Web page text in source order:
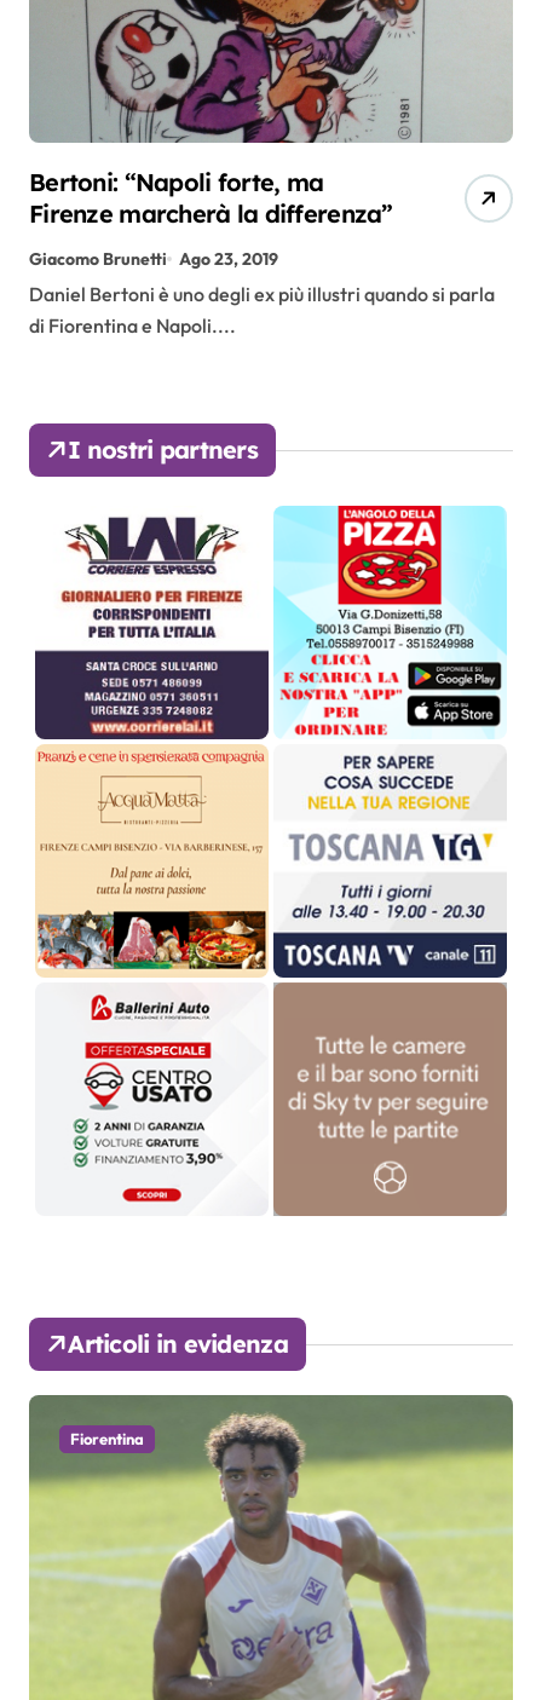
Bertoni: “Napoli forte, ma
Firenze marcherà la differenza”
Giacomo Brunetti Ago 23, 2019
Daniel Bertoni è uno degli ex più illustri quando si parla
di Fiorentina e Napoli....
I nostri partners
Articoli in evidenza
Fiorentina